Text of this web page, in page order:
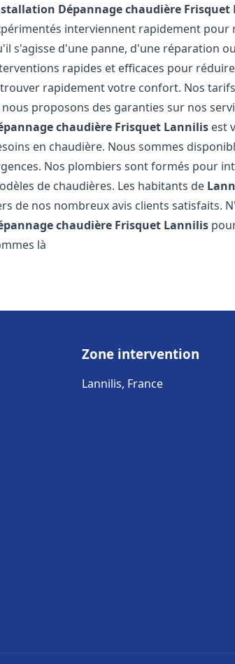
Dépannage chaudière Frisquet
interviennent rapidement pour
s'agisse d'une panne, d'une réparation
rapides et efficaces pour
rapidement votre confort. Nos
nous proposons des garanties sur nos
chaudière Frisquet Lannilis est
en chaudière. Nous sommes
Nos plombiers sont formés pour
de chaudières. Les habitants de
de nos nombreux avis clients satisfaits.
chaudière Frisquet Lannilis
là
Zone intervention
Lannilis, France